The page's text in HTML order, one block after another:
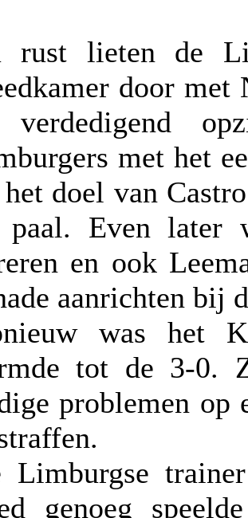
rust lieten de
door met
met het
doel van
paal. Even later
en ook
aanrichten bij
was het
tot de 3-0.
problemen op
Limburgse
genoeg